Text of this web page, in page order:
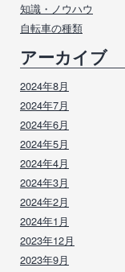
知識・ノウハウ
自転車の種類
アーカイブ
2024年8月
2024年7月
2024年6月
2024年5月
2024年4月
2024年3月
2024年2月
2024年1月
2023年12月
2023年9月